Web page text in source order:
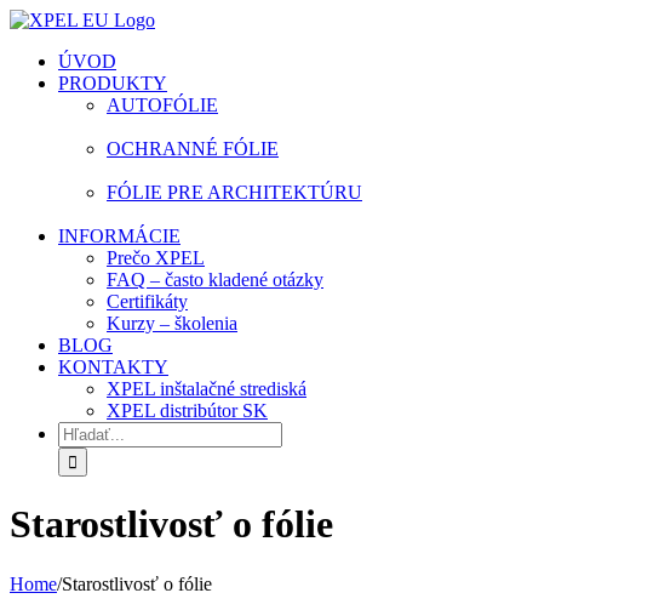
Skip
content
facebook
instagram
youtube
ÚVOD
PRODUKTY
AUTOFÓLIE
OCHRANNÉ FÓLIE
FÓLIE PRE ARCHITEKTÚRU
INFORMÁCIE
Prečo XPEL
FAQ – často kladené otázky
Certifikáty
Kurzy – školenia
BLOG
KONTAKTY
XPEL inštalačné strediská
XPEL distribútor SK
Hľadať:
Starostlivosť o fólie
Home/Starostlivosť o fólie